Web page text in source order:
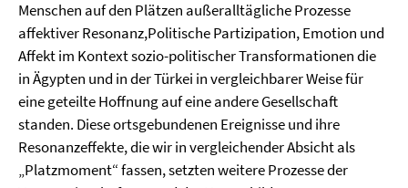
Menschen auf den Plätzen außeralltägliche Prozesse
affektiver Resonanz,Politische Partizipation, Emotion und
Affekt im Kontext sozio-politischer Transformationen die
in Ägypten und in der Türkei in vergleichbarer Weise für
eine geteilte Hoffnung auf eine andere Gesellschaft
standen. Diese ortsgebundenen Ereignisse und ihre
Resonanzeffekte, die wir in vergleichender Absicht als
„Platzmoment“ fassen, setzten weitere Prozesse der